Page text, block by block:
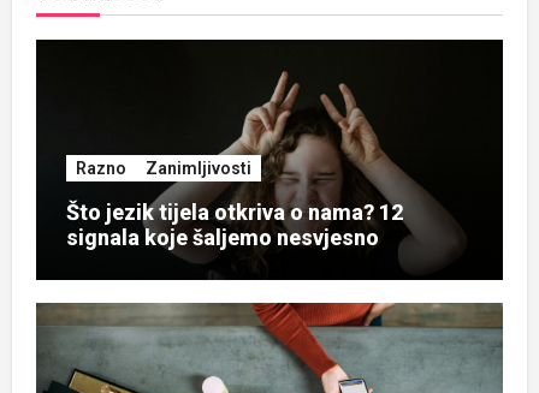
Razno Zanimljivosti
Što jezik tijela otkriva o nama? 12
signala koje šaljemo nesvjesno